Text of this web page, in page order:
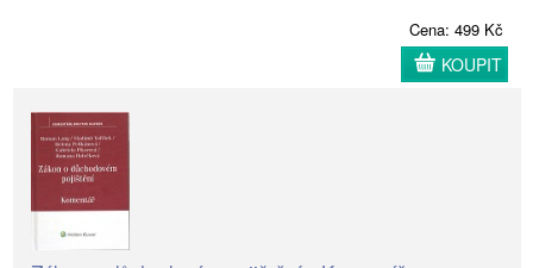
Cena: 499 Kč
KOUPIT